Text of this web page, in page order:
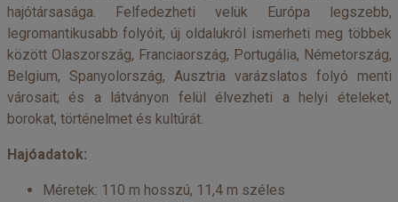
hajótársasága. Felfedezheti velük Európa legszebb,
legromantikusabb folyóit, új oldalukról ismerheti meg többek
között Olaszország, Franciaország, Portugália, Németország,
Belgium, Spanyolország, Ausztria varázslatos folyó menti
városait; és a látványon felül élvezheti a helyi ételeket,
borokat, történelmet és kultúrát.
Hajóadatok:
Méretek: 110 m hosszú, 11,4 m széles